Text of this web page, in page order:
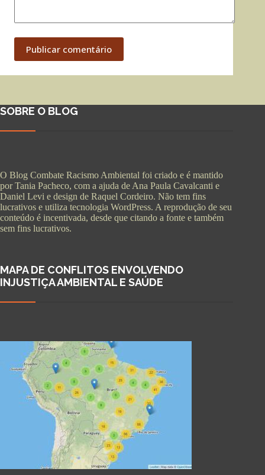
Publicar comentário
SOBRE O BLOG
O Blog Combate Racismo Ambiental foi criado e é mantido
por Tania Pacheco, com a ajuda de Ana Paula Cavalcanti e
Daniel Levi e design de Raquel Cordeiro. Não tem fins
lucrativos e utiliza tecnologia WordPress. A reprodução de seu
conteúdo é incentivada, desde que citando a fonte e também
sem fins lucrativos.
MAPA DE CONFLITOS ENVOLVENDO
INJUSTIÇA AMBIENTAL E SAÚDE